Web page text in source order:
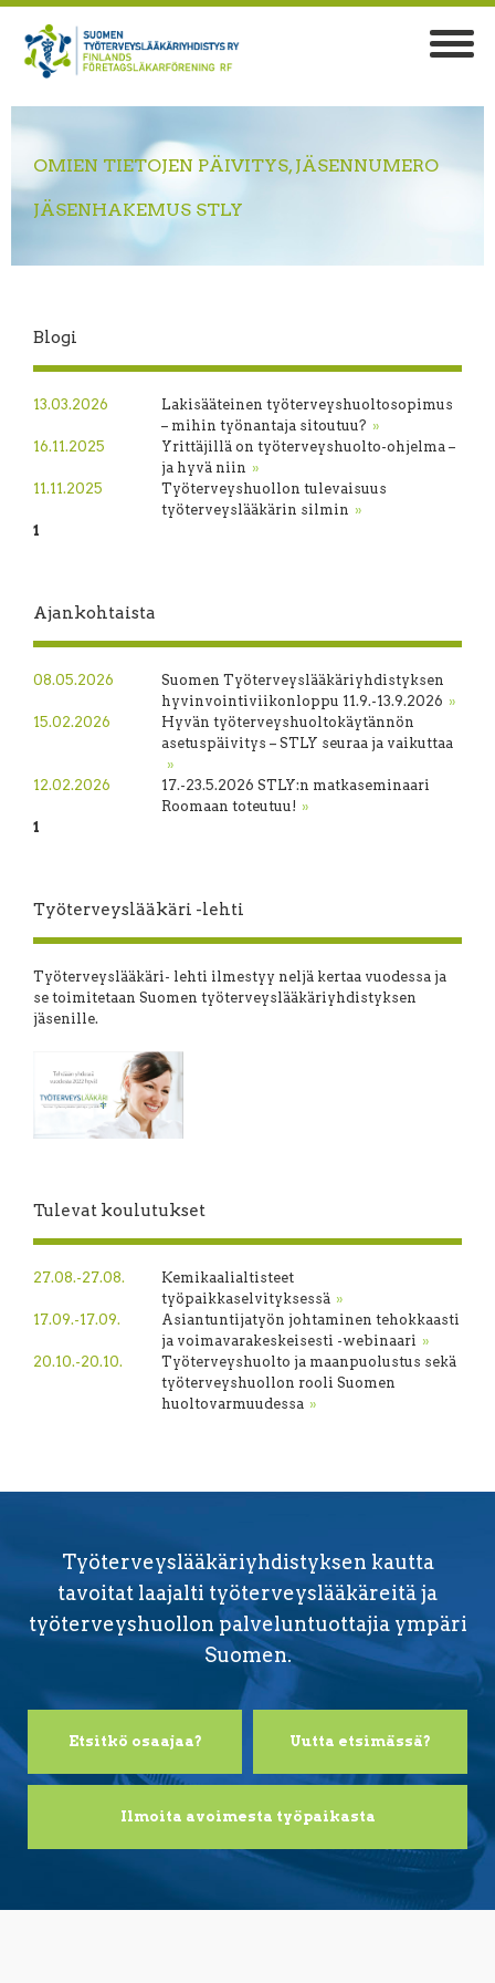
OMIEN TIETOJEN PÄIVITYS, JÄSENNUMERO
JÄSENHAKEMUS STLY
Blogi
13.03.2026
Lakisääteinen työterveyshuoltosopimus
– mihin työnantaja sitoutuu? »
16.11.2025
Yrittäjillä on työterveyshuolto-ohjelma –
ja hyvä niin »
11.11.2025
Työterveyshuollon tulevaisuus
työterveyslääkärin silmin »
1
Ajankohtaista
08.05.2026
Suomen Työterveyslääkäriyhdistyksen
hyvinvointiviikonloppu 11.9.-13.9.2026 »
15.02.2026
Hyvän työterveyshuoltokäytännön
asetuspäivitys – STLY seuraa ja vaikuttaa
»
12.02.2026
17.-23.5.2026 STLY:n matkaseminaari
Roomaan toteutuu! »
1
Työterveyslääkäri -lehti
Työterveyslääkäri- lehti ilmestyy neljä kertaa vuodessa ja
se toimitetaan Suomen työterveys­lääkäri­yhdistyksen
jäsenille.
Tulevat koulutukset
27.08.-27.08.
Kemikaalialtisteet
työpaikkaselvityksessä »
17.09.-17.09.
Asiantuntijatyön johtaminen tehokkaasti
ja voimavarakeskeisesti -webinaari »
20.10.-20.10.
Työterveyshuolto ja maanpuolustus sekä
työterveyshuollon rooli Suomen
huoltovarmuudessa »
Työterveyslääkäriyhdistyksen kautta
tavoitat laajalti työterveyslääkäreitä ja
työterveyshuollon palveluntuottajia ympäri
Suomen.
Etsitkö osaajaa? Uutta etsimässä?
Ilmoita avoimesta työpaikasta